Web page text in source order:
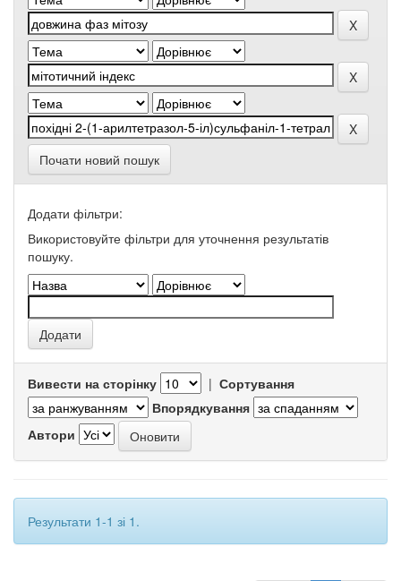
Почати новий пошук
Додати фільтри:
Використовуйте фільтри для уточнення результатів
пошуку.
Вивести на сторінку | Сортування
Впорядкування
Автори
Результати 1-1 зі 1.